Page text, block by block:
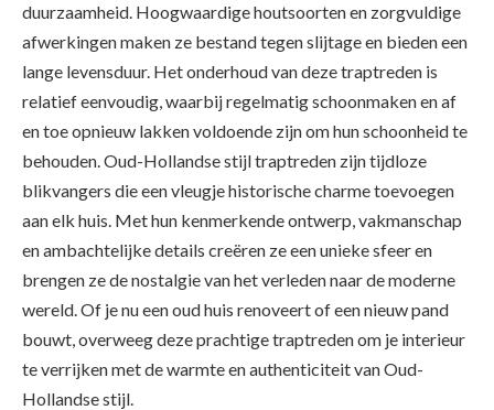
duurzaamheid. Hoogwaardige houtsoorten en zorgvuldige
afwerkingen maken ze bestand tegen slijtage en bieden een
lange levensduur. Het onderhoud van deze traptreden is
relatief eenvoudig, waarbij regelmatig schoonmaken en af
en toe opnieuw lakken voldoende zijn om hun schoonheid te
behouden. Oud-Hollandse stijl traptreden zijn tijdloze
blikvangers die een vleugje historische charme toevoegen
aan elk huis. Met hun kenmerkende ontwerp, vakmanschap
en ambachtelijke details creëren ze een unieke sfeer en
brengen ze de nostalgie van het verleden naar de moderne
wereld. Of je nu een oud huis renoveert of een nieuw pand
bouwt, overweeg deze prachtige traptreden om je interieur
te verrijken met de warmte en authenticiteit van Oud-
Hollandse stijl.